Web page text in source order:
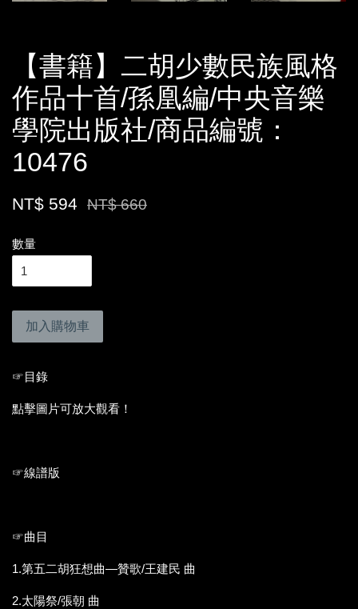
【書籍】二胡少數民族風格
作品十首/孫凰編/中央音樂
學院出版社/商品編號：
10476
NT$ 594 NT$ 660
數量
加入購物車
☞目錄
點擊圖片可放大觀看！
☞線譜版
☞曲目
1.第五二胡狂想曲—贊歌/王建民 曲
2.太陽祭/張朝 曲